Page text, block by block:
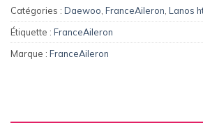
Catégories : Daewoo FranceAileron Lanos
Étiquette : FranceAileron
Marque : FranceAileron